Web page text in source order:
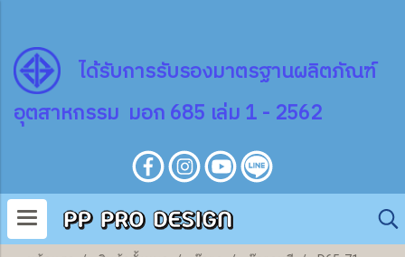
ได้รับการรับรองมาตรฐานผลิตภัณฑ์
อุตสาหกรรม มอก 685 เล่ม 1 - 2562